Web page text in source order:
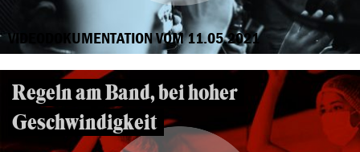
VIDEODOKUMENTATION VOM 11.05.2021
Regeln am Band, bei hoher
Geschwindigkeit